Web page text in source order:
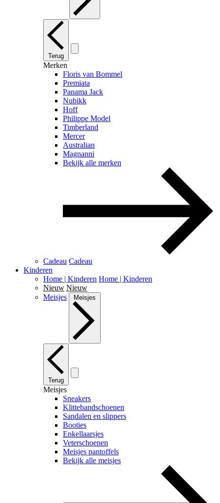
Terug
Merken
Floris van Bommel
Premiata
Panama Jack
Nubikk
Hoff
Philippe Model
Timberland
Mercer
Australian
Magnanni
Bekijk alle merken
Cadeau Cadeau
Kinderen
Home | Kinderen Home | Kinderen
Nieuw Nieuw
Meisjes
Meisjes
Terug
Meisjes
Sneakers
Klittebandschoenen
Sandalen en slippers
Booties
Enkellaarsjes
Veterschoenen
Meisjes pantoffels
Bekijk alle meisjes